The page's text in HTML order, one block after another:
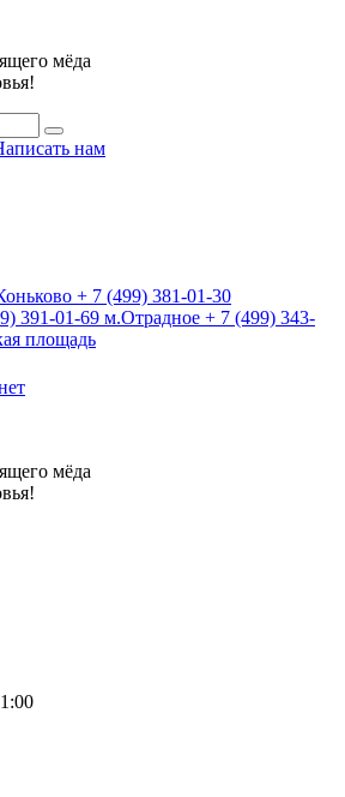
мёда
нам
+ 7 (499) 381-01-30
391-01-69 м.Отрадное + 7 (499) 343-
площадь
мёда